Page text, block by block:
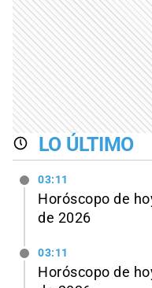
LO ÚLTIMO
03:11
Horóscopo de
de 2026
03:11
Horóscopo de